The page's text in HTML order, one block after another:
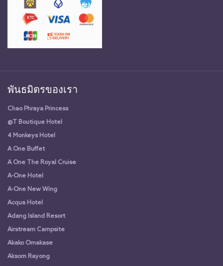
พันธมิตรของเรา
Chao Phraya Princess
@T Boutique Hotel
4 Monkeys Hotel
A One Buffet
A One The Royal Cruise
A-One Hotel
A-One New Wing
Acqua Hotel
Adang Island Resort
Airstream Campsite
Akako Omakase
Aksorn Rayong